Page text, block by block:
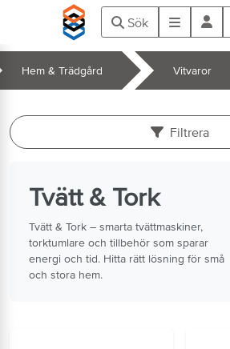
Hoppa till huvudinnehåll
Sök Meny
Hem & Trädgård Vitvaror
Filtrera
Tvätt & Tork
Tvätt & Tork – smarta tvättmaskiner,
torktumlare och tillbehör som sparar
energi och tid. Hitta rätt lösning för små
och stora hem.